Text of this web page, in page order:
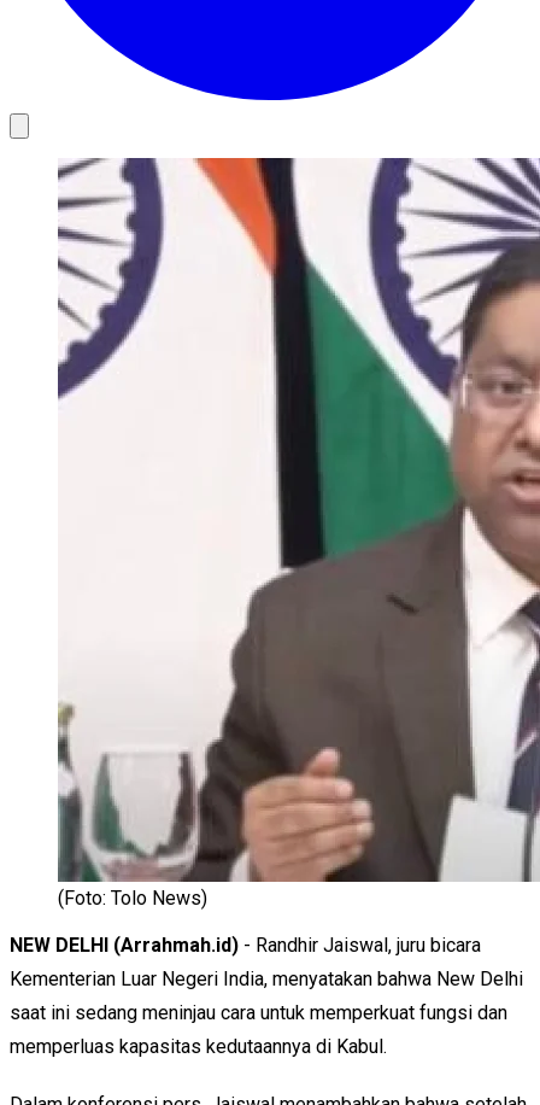
(Foto: Tolo News)
NEW DELHI (Arrahmah.id) - Randhir Jaiswal, juru bicara
Kementerian Luar Negeri India, menyatakan bahwa New Delhi
saat ini sedang meninjau cara untuk memperkuat fungsi dan
memperluas kapasitas kedutaannya di Kabul.